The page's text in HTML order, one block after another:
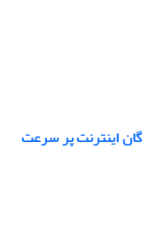
اینترنت پر سرعت